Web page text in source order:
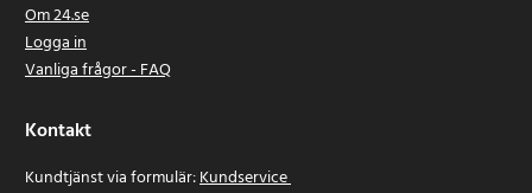
Om 24.se
Logga in
Vanliga frågor - FAQ
Kontakt
Kundtjänst via formulär:Kundservice